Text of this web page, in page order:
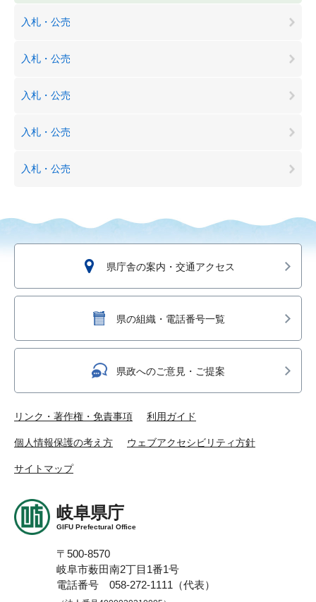
入札・公売
入札・公売
入札・公売
入札・公売
入札・公売
県庁舎の案内・交通アクセス
県の組織・電話番号一覧
県政へのご意見・ご提案
リンク・著作権・免責事項 利用ガイド
個人情報保護の考え方 ウェブアクセシビリティ方針
サイトマップ
岐阜県庁
GIFU Prefectural Office
〒500-8570
岐阜市薮田南2丁目1番1号
電話番号 058-272-1111（代表）